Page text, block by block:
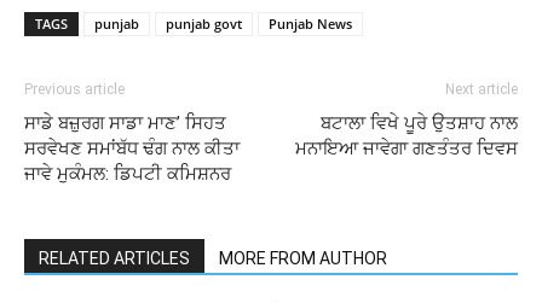
TAGS punjab punjab govt Punjab News
Previous article
ਸਾਡੇ ਬਜ਼ੁਰਗ ਸਾਡਾ ਮਾਣ’ ਸਿਹਤ
ਸਰਵੇਖਣ ਸਮਾਂਬੱਧ ਢੰਗ ਨਾਲ ਕੀਤਾ
ਜਾਵੇ ਮੁਕੰਮਲ: ਡਿਪਟੀ ਕਮਿਸ਼ਨਰ
Next article
ਬਟਾਲਾ ਵਿਖੇ ਪੂਰੇ ਉਤਸ਼ਾਹ ਨਾਲ
ਮਨਾਇਆ ਜਾਵੇਗਾ ਗਣਤੰਤਰ ਦਿਵਸ
RELATED ARTICLES MORE FROM AUTHOR